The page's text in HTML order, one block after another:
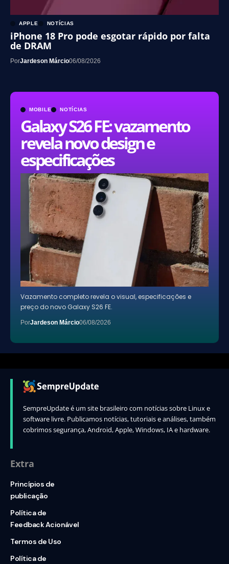
MOBILE NOTÍCIAS
Galaxy S26 FE: vazamento
revela novo design e
especificações
Vazamento completo revela o visual, especificações e
preço do novo Galaxy S26 FE.
PorJardeson Márcio06/08/2026
APPLE NOTÍCIAS
iPhone 18 Pro pode esgotar rápido por falta
de DRAM
PorJardeson Márcio06/08/2026
SempreUpdate é um site brasileiro com notícias sobre Linux e
software livre. Publicamos notícias, tutoriais e análises, também
cobrimos segurança, Android, Apple, Windows, IA e hardware.
Extra
Princípios de
publicação
Política de
Feedback Acionável
Termos de Uso
Política de